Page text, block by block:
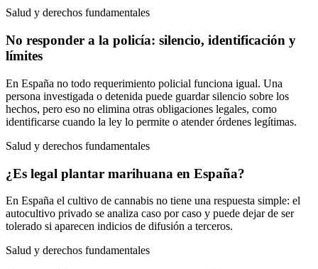
Salud y derechos fundamentales
No responder a la policía: silencio, identificación y
límites
En España no todo requerimiento policial funciona igual. Una
persona investigada o detenida puede guardar silencio sobre los
hechos, pero eso no elimina otras obligaciones legales, como
identificarse cuando la ley lo permite o atender órdenes legítimas.
Salud y derechos fundamentales
¿Es legal plantar marihuana en España?
En España el cultivo de cannabis no tiene una respuesta simple: el
autocultivo privado se analiza caso por caso y puede dejar de ser
tolerado si aparecen indicios de difusión a terceros.
Salud y derechos fundamentales